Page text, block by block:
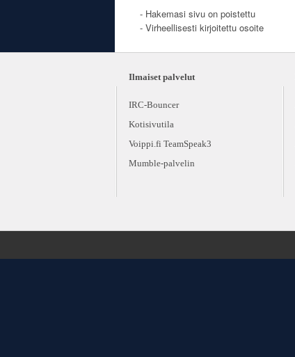
- Hakemasi sivu on poistettu
- Virheellisesti kirjoitettu osoite
Ilmaiset palvelut
IRC-Bouncer
Kotisivutila
Voippi.fi TeamSpeak3
Mumble-palvelin